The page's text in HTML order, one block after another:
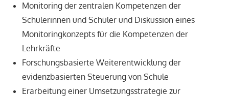
Monitoring der zentralen Kompetenzen der
Schülerinnen und Schüler und Diskussion eines
Monitoringkonzepts für die Kompetenzen der
Lehrkräfte
Forschungsbasierte Weiterentwicklung der
evidenzbasierten Steuerung von Schule
Erarbeitung einer Umsetzungsstrategie zur